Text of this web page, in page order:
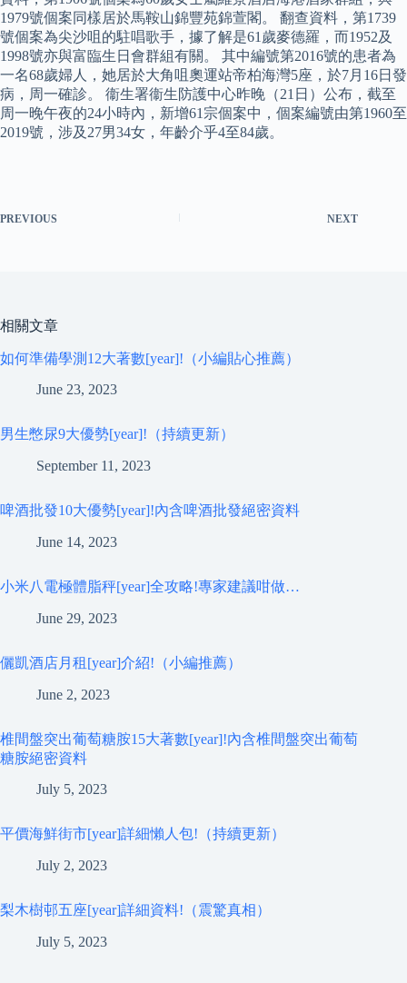
1979號個案同樣居於馬鞍山錦豐苑錦萱閣。 翻查資料，第1739
號個案為尖沙咀的駐唱歌手，據了解是61歲麥德羅，而1952及
1998號亦與富臨生日會群組有關。 其中編號第2016號的患者為
一名68歲婦人，她居於大角咀奧運站帝柏海灣5座，於7月16日發
病，周一確診。 衞生署衞生防護中心昨晚（21日）公布，截至
周一晚午夜的24小時內，新增61宗個案中，個案編號由第1960至
2019號，涉及27男34女，年齡介乎4至84歲。
PREVIOUS NEXT
相關文章
如何準備學測12大著數[year]!（小編貼心推薦）
June 23, 2023
男生憋尿9大優勢[year]!（持續更新）
September 11, 2023
啤酒批發10大優勢[year]!內含啤酒批發絕密資料
June 14, 2023
小米八電極體脂秤[year]全攻略!專家建議咁做…
June 29, 2023
儷凱酒店月租[year]介紹!（小編推薦）
June 2, 2023
椎間盤突出葡萄糖胺15大著數[year]!內含椎間盤突出葡萄
糖胺絕密資料
July 5, 2023
平價海鮮街市[year]詳細懶人包!（持續更新）
July 2, 2023
梨木樹邨五座[year]詳細資料!（震驚真相）
July 5, 2023